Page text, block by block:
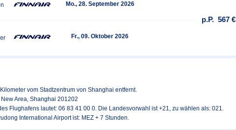
Mo., 28. September 2026
Fr., 09. Oktober 2026
p.P. 567 €
vom Stadtzentrum von Shanghai entfernt.
Area, Shanghai 201202
Flughafens lautet: 06 83 41 00 0. Die Landesvorwahl ist +21, zu wählen als: 021.
International Airport ist: MEZ + 7 Stunden.